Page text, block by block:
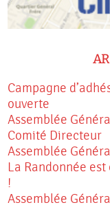
Campagne
ouverte
Assemblée
Comité Directeur
Assemblée
La Randonnée
!
Assemblée